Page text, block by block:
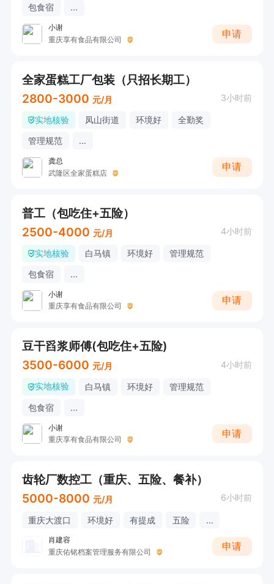
包食宿
...
小谢
重庆享有食品有限公司
申请
全家蛋糕工厂包装（只招长期工）
2800-3000 元/月 3小时前
实地核验 凤山街道 环境好
全勤奖
管理规范
...
龚总
武隆区全家蛋糕店
申请
普工（包吃住+五险）
2500-4000 元/月 4小时前
实地核验 白马镇 环境好
管理规范
包食宿
...
小谢
重庆享有食品有限公司
申请
豆干舀浆师傅(包吃住+五险)
3500-6000 元/月 4小时前
实地核验 白马镇 环境好
管理规范
包食宿
...
小谢
重庆享有食品有限公司
申请
齿轮厂数控工（重庆、五险、餐补）
5000-8000 元/月 6小时前
重庆大渡口 环境好 有提成 五险 ...
肖建容
重庆佑铭档案管理服务有限公司
申请